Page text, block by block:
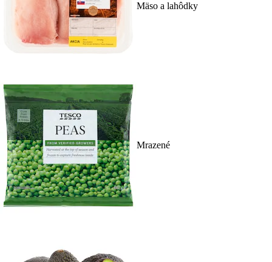
Mäso a lahôdky
Mrazené